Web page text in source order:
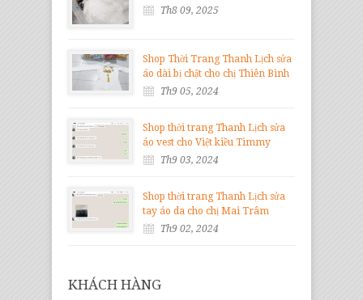
Th8 09, 2025
Shop Thời Trang Thanh Lịch sửa
áo dài bị chật cho chị Thiên Bình
Th9 05, 2024
Shop thời trang Thanh Lịch sửa
áo vest cho Việt kiều Timmy
Th9 03, 2024
Shop thời trang Thanh Lịch sửa
tay áo da cho chị Mai Trâm
Th9 02, 2024
KHÁCH HÀNG